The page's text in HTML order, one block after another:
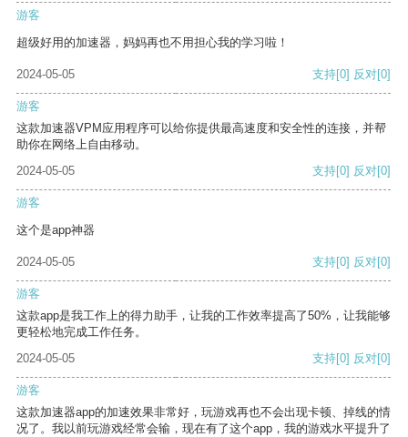
游客
超级好用的加速器，妈妈再也不用担心我的学习啦！
2024-05-05 支持[0] 反对[0]
游客
这款加速器VPM应用程序可以给你提供最高速度和安全性的连接，并帮
助你在网络上自由移动。
2024-05-05
支持[0] 反对[0]
游客
这个是app神器
2024-05-05 支持[0] 反对[0]
游客
这款app是我工作上的得力助手，让我的工作效率提高了50%，让我能够
更轻松地完成工作任务。
2024-05-05
支持[0] 反对[0]
游客
这款加速器app的加速效果非常好，玩游戏再也不会出现卡顿、掉线的情
况了。我以前玩游戏经常会输，现在有了这个app，我的游戏水平提升了